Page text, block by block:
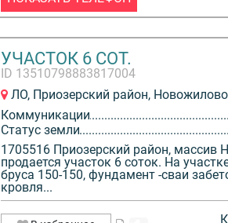
УЧАСТОК 6 СОТ.
ID 13510798883817004
ЛО, Приозерский район,
Коммуникации
Статус земли
1705516 Приозерский район, массив
продается участок 6 соток. На
бруса 150-150, фундамент -сваи
кровля...